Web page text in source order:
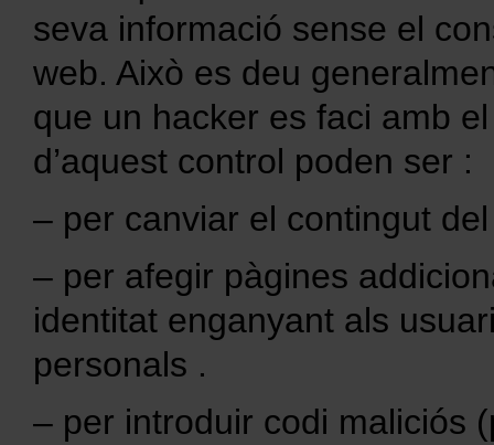
seva informació sense el
web. Això es deu
que un hacker es faci amb
d’aquest control poden ser :
– per canviar el contingut
– per afegir pàgines
identitat enganyant als
personals .
– per introduir codi maliciós